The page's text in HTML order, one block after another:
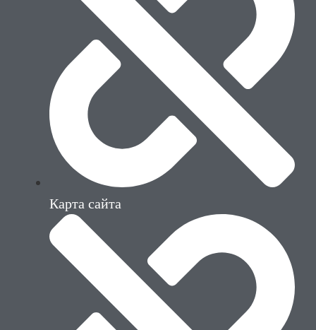
Карта сайта